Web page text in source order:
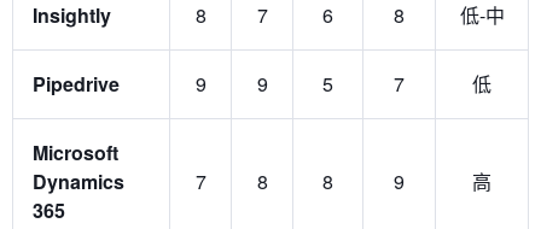
Insightly 8 7 6 8 低-中
Pipedrive 9 9 5 7 低
Microsoft
Dynamics
365
7 8 8 9 高